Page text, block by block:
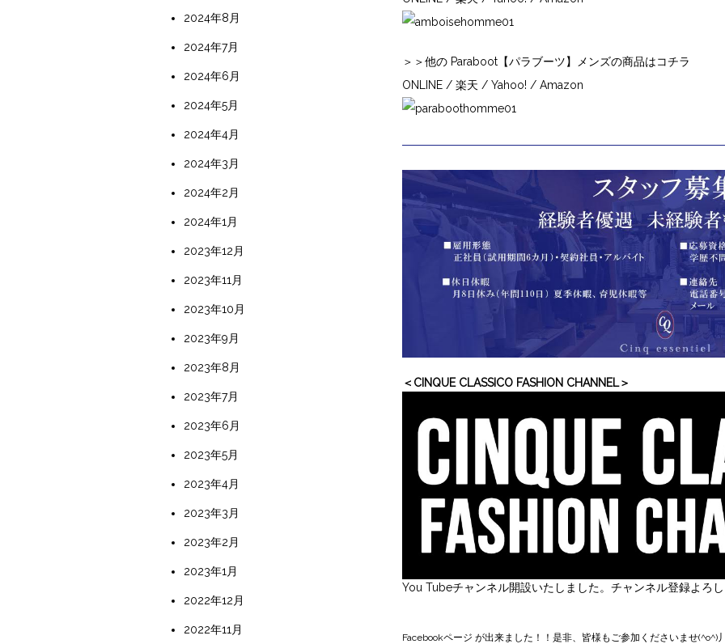
＞＞他の Paraboot【パラブーツ】メンズの商品はコチラ
ONLINE / 楽天 / Yahoo! / Amazon
＜CINQUE CLASSICO FASHION CHANNEL＞
You Tubeチャンネル開設いたしました。チャンネル登録よろし
Facebookページ が出来ました！！是非、皆様もご参加くださいませ(^o^)丿
2024年8月
2024年7月
2024年6月
2024年5月
2024年4月
2024年3月
2024年2月
2024年1月
2023年12月
2023年11月
2023年10月
2023年9月
2023年8月
2023年7月
2023年6月
2023年5月
2023年4月
2023年3月
2023年2月
2023年1月
2022年12月
2022年11月